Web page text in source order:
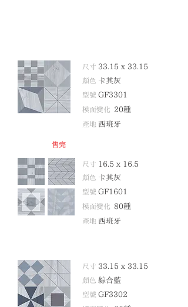
尺寸 33.15 x 33.15
顏色 卡其灰
型號 GF3301
模面變化 20種
產地 西班牙
售完
尺寸 16.5 x 16.5
顏色 卡其灰
型號 GF1601
模面變化 80種
產地 西班牙
尺寸 33.15 x 33.15
顏色 綜合藍
型號 GF3302